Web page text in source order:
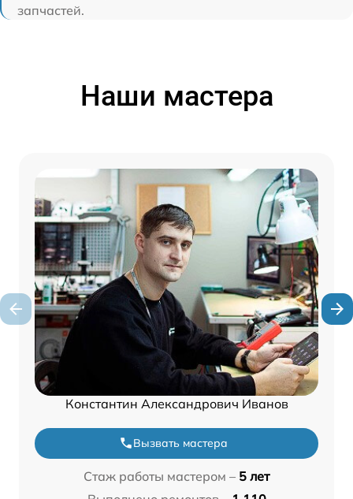
запчастей.
Наши мастера
Константин Александрович Иванов
Вызвать мастера
Стаж работы мастером – 5 лет